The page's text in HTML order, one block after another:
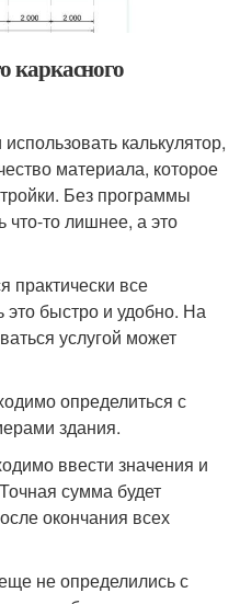
каркасного
калькулятор,
материала, которое
Без программы
что-то лишнее, а это
практически все
это быстро и удобно. На
услугой может
определиться с
здания.
ввести значения и
сумма будет
окончания всех
не определились с